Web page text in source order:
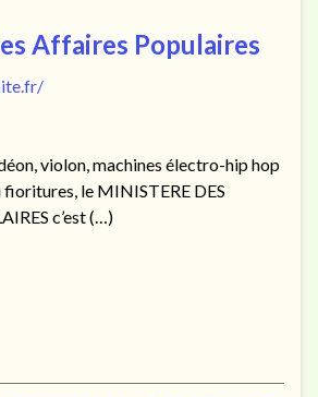
Affaires Populaires
violon, machines électro-hip hop
fioritures, le MINISTERE DES
c’est (…)